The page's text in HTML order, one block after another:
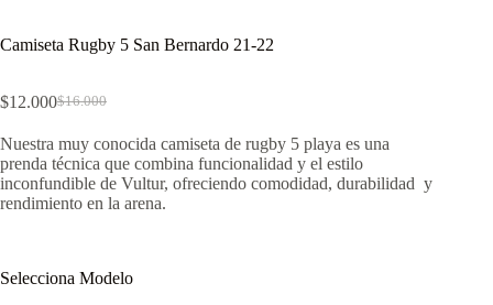
Camiseta Rugby 5 San Bernardo 21-22
$16.000
El
original
era:
$16.000.
$12.000El
actual
es:
$12.000.
Nuestra muy conocida camiseta de rugby 5 playa es una
prenda técnica que combina funcionalidad y el estilo
inconfundible de Vultur, ofreciendo comodidad, durabilidad y
rendimiento en la arena.
Selecciona Modelo